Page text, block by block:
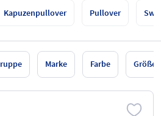
Kapuzenpullover Pullover
Marke Farbe Größe